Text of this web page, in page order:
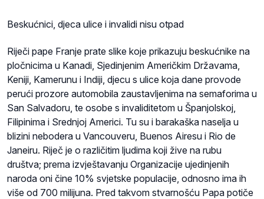
Beskućnici, djeca ulice i invalidi nisu otpad
Riječi pape Franje prate slike koje prikazuju beskućnike na
pločnicima u Kanadi, Sjedinjenim Američkim Državama,
Keniji, Kamerunu i Indiji, djecu s ulice koja dane provode
perući prozore automobila zaustavljenima na semaforima u
San Salvadoru, te osobe s invaliditetom u Španjolskoj,
Filipinima i Srednjoj Americi. Tu su i barakaška naselja u
blizini nebodera u Vancouveru, Buenos Airesu i Rio de
Janeiru. Riječ je o različitim ljudima koji žive na rubu
društva; prema izvještavanju Organizacije ujedinjenih
naroda oni čine 10% svjetske populacije, odnosno ima ih
više od 700 milijuna. Pred takvom stvarnošću Papa potiče